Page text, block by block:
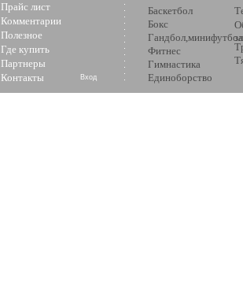
Прайс лист
Комментарии
Полезное
Где купить
Партнеры
Контакты
Баскетбол
Бокс
Гандбол,минифутбол
Фитнес
Гимнастика
Единоборство
Вход